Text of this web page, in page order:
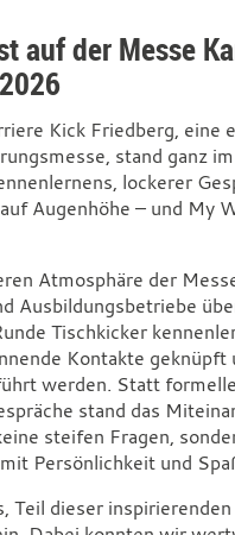
auf der Messe
Kick Friedberg, eine
stand ganz
lockerer
Augenhöhe – und My
Atmosphäre der
Ausbildungsbetriebe
Tischkicker
Kontakte geknüpft
werden. Statt
stand das
steifen Fragen,
Persönlichkeit und
Teil dieser